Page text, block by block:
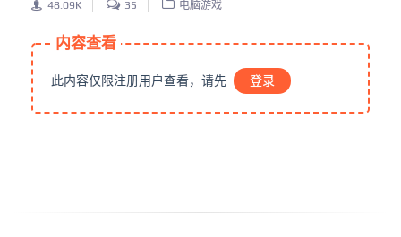
48.09K 35 电脑游戏
内容查看
此内容仅限注册用户查看，请先 登录